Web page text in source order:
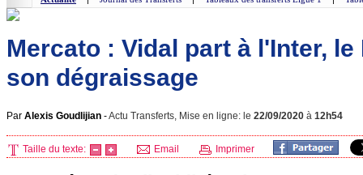
Mercato : Vidal part à l'Inter,
son dégraissage
Par Alexis Goudlijian -Actu Transferts, Mise en ligne: le 22/09/2020 à 12h54
Taille du texte: Email Imprimer